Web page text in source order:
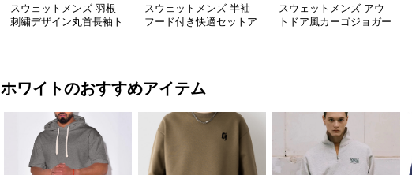
スウェットメンズ 羽根
刺繍デザイン丸首長袖ト
スウェットメンズ 半袖
フード付き快適セットア
スウェットメンズ アウ
トドア風カーゴジョガー
ホワイトのおすすめアイテム